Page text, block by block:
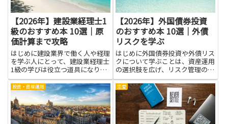
【2026年】建設業経理士1
級のおすすめ本 10選｜原
価計算まで攻略
はじめに建設業界で働く人や経理
を学ぶ人にとって、建設業経理士
1級の学びは役立つ道具になりま
す。原価計算まで攻略する知識
は、予算と実際の工事費をつなぐ
橋のように働きます。この記事
は、資格を目指す人が勉強の計画
を立てやすくするためのヒント
と、学...
【2026年】外国債券投資
のおすすめ本 10選｜外債
リスクを学ぶ
はじめに外国債券投資や外債リス
クについて学ぶことは、資産運用
の選択肢を広げ、リスク管理の力
を高める近道です。本を通じて金
利・為替・信用リスクといった基
本概念や、それらが投資収益にど
う影響するかを体系的に学べば、
情報に振り回されにくくなりま
す...
投資・資産運用 恋愛